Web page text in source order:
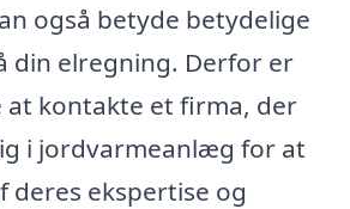
også betyde betydelige
din elregning. Derfor er
at kontakte et firma, der
i jordvarmeanlæg for at
deres ekspertise og